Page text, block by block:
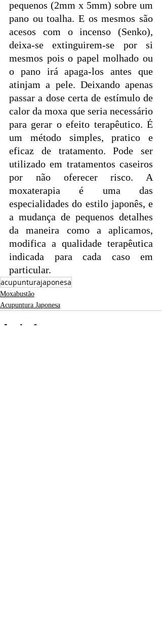
pequenos (2mm x 5mm) sobre um
pano ou toalha. E os mesmos são
acesos com o incenso (Senko),
deixa-se extinguirem-se por si
mesmos pois o papel molhado ou
o pano irá apaga-los antes que
atinjam a pele. Deixando apenas
passar a dose certa de estímulo de
calor da moxa que seria necessário
para gerar o efeito terapêutico. É
um método simples, pratico e
eficaz de tratamento. Pode ser
utilizado em tratamentos caseiros
por não oferecer risco. A
moxaterapia é uma das
especialidades do estilo japonês, e
a mudança de pequenos detalhes
da maneira como a aplicamos,
modifica a qualidade terapêutica
indicada para cada caso em
particular.
acupunturajaponesa
Moxabustão
Acupuntura Japonesa